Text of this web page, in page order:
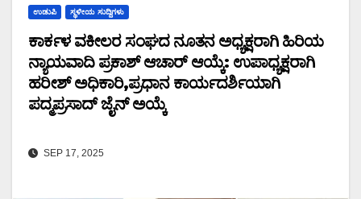
ಉಡುಪಿ ಸ್ಥಳೀಯ ಸುದ್ದಿಗಳು
ಕಾರ್ಕಳ ವಕೀಲರ ಸಂಘದ ನೂತನ ಅಧ್ಯಕ್ಷರಾಗಿ ಹಿರಿಯ
ನ್ಯಾಯವಾದಿ ಪ್ರಕಾಶ್ ಆಚಾರ್ ಆಯ್ಕೆ: ಉಪಾಧ್ಯಕ್ಷರಾಗಿ
ಹರೀಶ್ ಅಧಿಕಾರಿ,ಪ್ರಧಾನ ಕಾರ್ಯದರ್ಶಿಯಾಗಿ
ಪದ್ಮಪ್ರಸಾದ್ ಜೈನ್ ಅಯ್ಕೆ
SEP 17, 2025